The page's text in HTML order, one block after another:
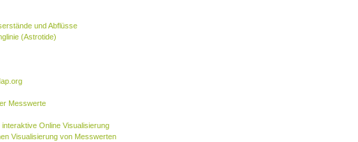
und Abflüsse
(Astrotide)
Messwerte
Online Visualisierung
Visualisierung von Messwerten